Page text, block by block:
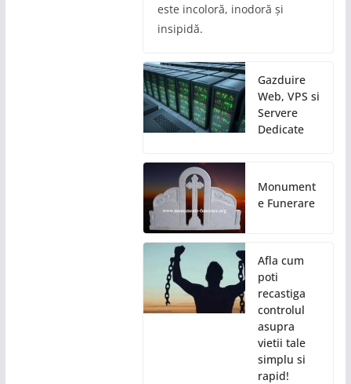
este incoloră, inodoră și
insipidă.
Gazduire
Web, VPS si
Servere
Dedicate
Monument
e Funerare
Afla cum
poti
recastiga
controlul
asupra
vietii tale
simplu si
rapid!